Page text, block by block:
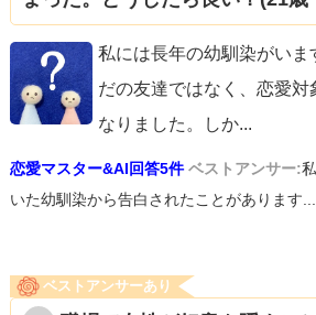
私には長年の幼馴染がいま
だの友達ではなく、恋愛対
なりました。しか...
恋愛マスター&AI回答5件 ベストアンサー:
いた幼馴染から告白されたことがあります...
ベストアンサーあり